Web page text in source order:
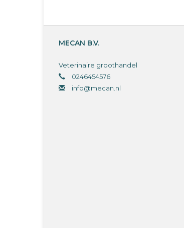
MECAN B.V.
Veterinaire groothandel
0246454576
info@mecan.nl